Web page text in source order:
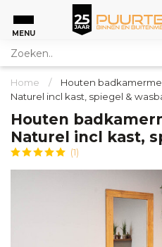
MENU
Home /
Houten
Naturel incl kast, spiegel &
Houten
Naturel incl kast,
(1)